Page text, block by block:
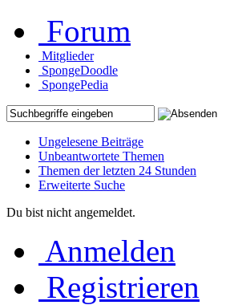
Forum
Mitglieder
SpongeDoodle
SpongePedia
Ungelesene Beiträge
Unbeantwortete Themen
Themen der letzten 24 Stunden
Erweiterte Suche
Du bist nicht angemeldet.
Anmelden
Registrieren